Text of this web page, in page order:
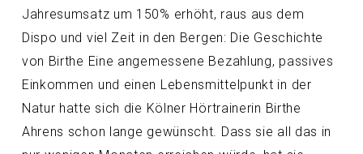
Jahresumsatz um 150% erhöht, raus aus dem
Dispo und viel Zeit in den Bergen: Die Geschichte
von Birthe Eine angemessene Bezahlung, passives
Einkommen und einen Lebensmittelpunkt in der
Natur hatte sich die Kölner Hörtrainerin Birthe
Ahrens schon lange gewünscht. Dass sie all das in